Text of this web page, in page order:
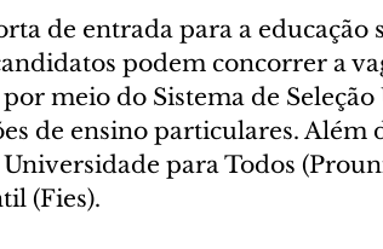
de entrada para a educação
podem concorrer a
meio do Sistema de Seleção
de ensino particulares. Além
para Todos
(Fies).